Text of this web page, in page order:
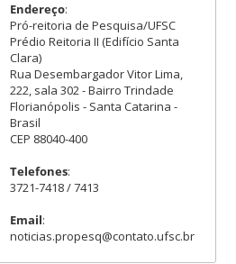
Endereço:
Pró-reitoria de Pesquisa/UFSC
Prédio Reitoria II (Edifício Santa
Clara)
Rua Desembargador Vitor Lima,
222, sala 302 - Bairro Trindade
Florianópolis - Santa Catarina -
Brasil
CEP 88040-400
Telefones:
3721-7418 / 7413
Email:
noticias.propesq@contato.ufsc.br